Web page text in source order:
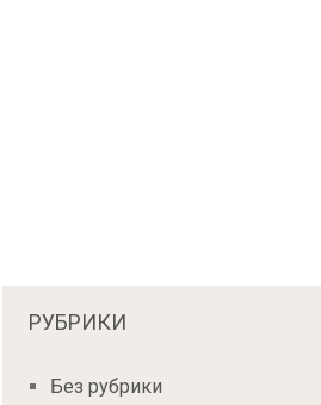
РУБРИКИ
Без рубрики